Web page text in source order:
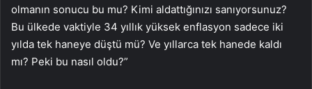
olmanın sonucu bu mu? Kimi aldattığınızı sanıyorsunuz?
Bu ülkede vaktiyle 34 yıllık yüksek enflasyon sadece iki
yılda tek haneye düştü mü? Ve yıllarca tek hanede kaldı
mı? Peki bu nasıl oldu?”